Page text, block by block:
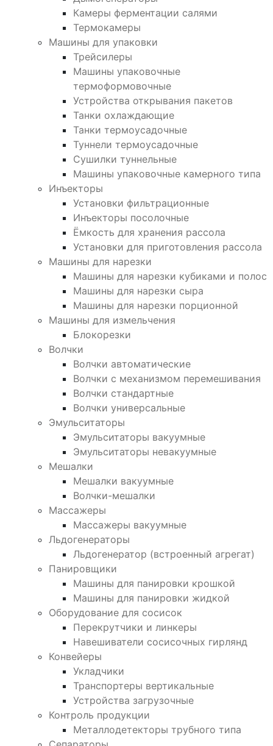
Камеры ферментации салями
Термокамеры
Машины для упаковки
Трейсилеры
Машины упаковочные
термоформовочные
Устройства открывания пакетов
Танки охлаждающие
Танки термоусадочные
Туннели термоусадочные
Сушилки туннельные
Машины упаковочные камерного типа
Инъекторы
Установки фильтрационные
Инъекторы посолочные
Ёмкость для хранения рассола
Установки для приготовления рассола
Машины для нарезки
Машины для нарезки кубиками и полос
Машины для нарезки сыра
Машины для нарезки порционной
Машины для измельчения
Блокорезки
Волчки
Волчки автоматические
Волчки с механизмом перемешивания
Волчки стандартные
Волчки универсальные
Эмульситаторы
Эмульситаторы вакуумные
Эмульситаторы невакуумные
Мешалки
Мешалки вакуумные
Волчки-мешалки
Массажеры
Массажеры вакуумные
Льдогенераторы
Льдогенератор (встроенный агрегат)
Панировщики
Машины для панировки крошкой
Машины для панировки жидкой
Оборудование для сосисок
Перекрутчики и линкеры
Навешиватели сосисочных гирлянд
Конвейеры
Укладчики
Транспортеры вертикальные
Устройства загрузочные
Контроль продукции
Металлодетекторы трубного типа